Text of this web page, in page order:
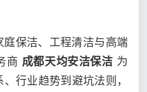
保洁、工程清洁与高端
商 成都天均安洁保洁 为
行业趋势到避坑法则，